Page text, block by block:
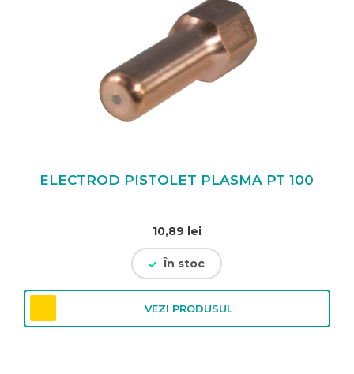
ELECTROD PISTOLET PLASMA PT 100
10,89 lei
În stoc
VEZI PRODUSUL